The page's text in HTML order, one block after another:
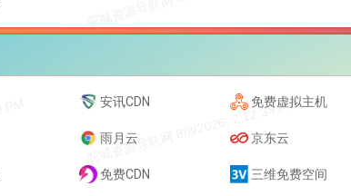
安讯CDN 免费虚拟主机
雨月云 京东云
免费CDN 三维免费空间